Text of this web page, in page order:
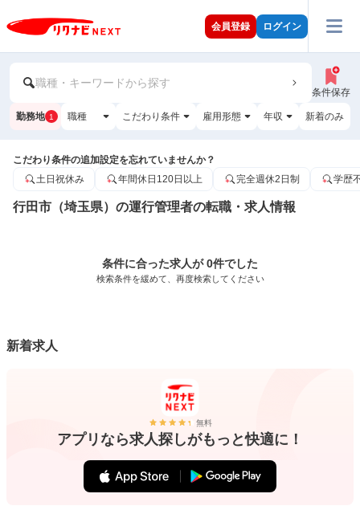
会員登録 ログイン
職種・キーワードから探す
条件保存
勤務地 1 職種 こだわり条件 雇用形態 年収 新着のみ
こだわり条件の追加設定を忘れていませんか？
土日祝休み
年間休日120日以上 完全週休2日制 学歴
行田市（埼玉県）の運行管理者の転職・求人情報
条件に合った求人が 0件でした
検索条件を緩めて、再度検索してください
新着求人
無料
アプリなら求人探しがもっと快適に！